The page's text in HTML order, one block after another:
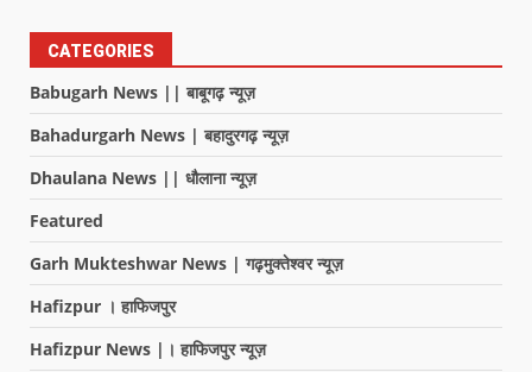
CATEGORIES
Babugarh News || बाबूगढ़ न्यूज़
Bahadurgarh News | बहादुरगढ़ न्यूज़
Dhaulana News || धौलाना न्यूज़
Featured
Garh Mukteshwar News | गढ़मुक्तेश्वर न्यूज़
Hafizpur । हाफिजपुर
Hafizpur News |। हाफिजपुर न्यूज़